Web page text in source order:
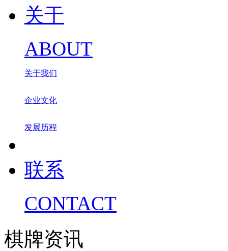
关于
ABOUT
关于我们
企业文化
发展历程
联系
CONTACT
棋牌资讯